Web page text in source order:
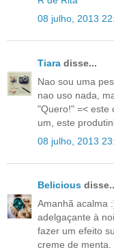
08 julho, 2013
Tiara disse...
Nao sou uma
nao uso nada,
"Quero!" =< este
um, este
08 julho, 2013
Belicious
Amanhã acalma
adelgaçante à
fazer um efeito
creme de